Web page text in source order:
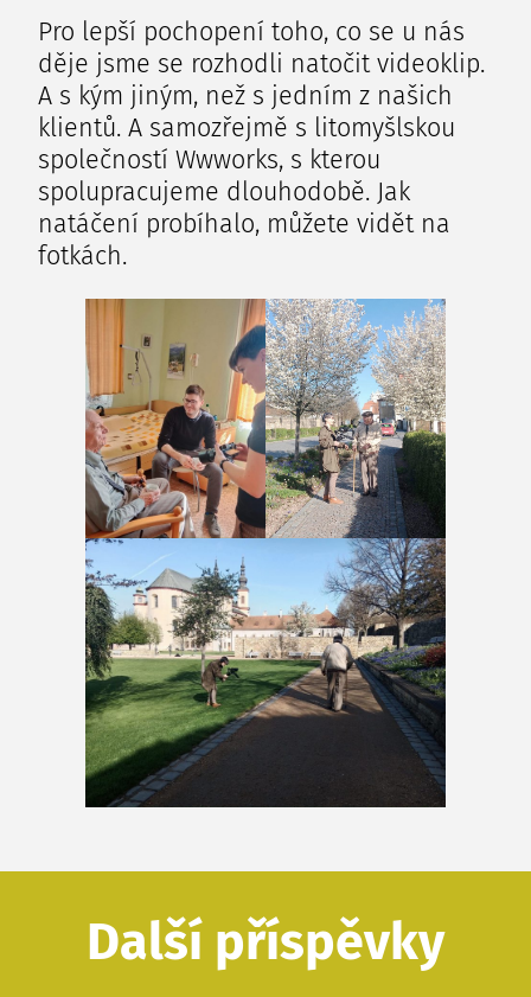
Pro lepší pochopení toho, co se u nás
děje jsme se rozhodli natočit videoklip.
A s kým jiným, než s jedním z našich
klientů. A samozřejmě s litomyšlskou
společností Wwworks, s kterou
spolupracujeme dlouhodobě. Jak
natáčení probíhalo, můžete vidět na
fotkách.
Další příspěvky